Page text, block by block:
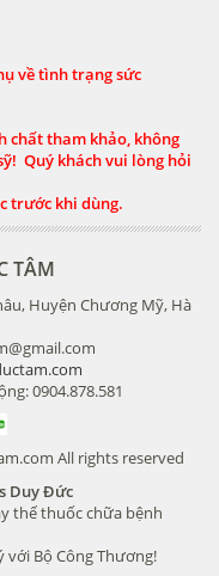
về tình trạng sức
chất tham khảo, không
Quý khách vui lòng hỏi
trước khi dùng.
TÂM
Huyện Chương Mỹ, Hà
0904.878.581
All rights reserved
Duy Đức
thế thuốc chữa bệnh
với Bộ Công Thương!